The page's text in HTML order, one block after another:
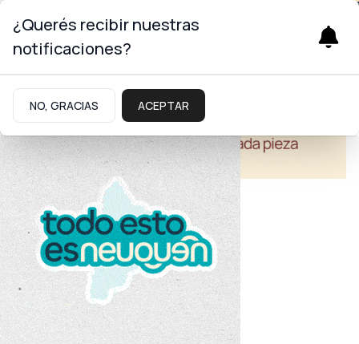
Educación
Región Vaca Muerta
¿Querés recibir nuestras
notificaciones?
NO, GRACIAS ACEPTAR